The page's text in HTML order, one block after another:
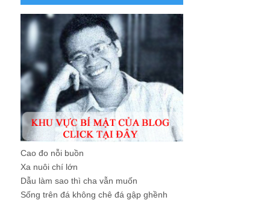
Cao đo nỗi buồn
Xa nuôi chí lớn
Dẫu làm sao thì cha vẫn muốn
Sống trên đá không chê đá gập ghềnh